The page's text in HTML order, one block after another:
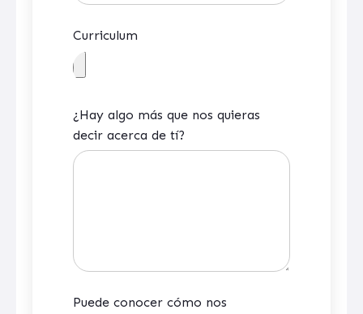
Curriculum
¿Hay algo más que nos quieras
decir acerca de tí?
Puede conocer cómo nos